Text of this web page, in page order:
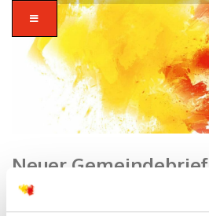
Neuer Gemeindebrief
Home